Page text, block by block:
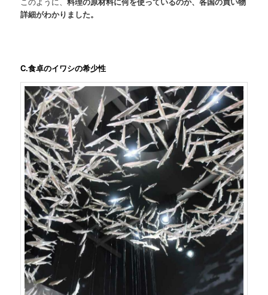
詳細がわかりました。
C.食卓のイワシの希少性